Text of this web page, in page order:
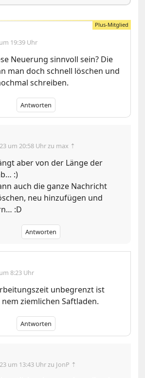
19:39 Uhr
Neuerung sinnvoll sein? Die
man doch schnell löschen und
schreiben.
Antworten
um 20:58 Uhrzu max ⇡
aber von der Länge der
:)
auch die ganze Nachricht
neu hinzufügen und
:D
Antworten
8:23 Uhr
unbegrenzt ist
ziemlichen Saftladen.
Antworten
um 13:43 Uhrzu JonP ⇡